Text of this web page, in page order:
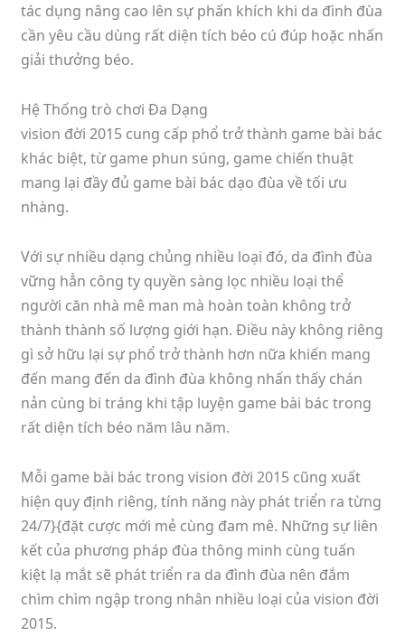
tác dụng nâng cao lên sự phấn khích khi da đình đùa
cần yêu cầu dùng rất diện tích béo cú đúp hoặc nhấn
giải thưởng béo.
Hệ Thống trò chơi Đa Dạng
vision đời 2015 cung cấp phổ trở thành game bài bác
khác biệt, từ game phun súng, game chiến thuật
mang lại đầy đủ game bài bác dạo đùa về tối ưu
nhàng.
Với sự nhiều dạng chủng nhiều loại đó, da đình đùa
vững hẳn công ty quyền sàng lọc nhiều loại thể
người căn nhà mê man mà hoàn toàn không trở
thành thành số lượng giới hạn. Điều này không riêng
gì sở hữu lại sự phổ trở thành hơn nữa khiến mang
đến mang đến da đình đùa không nhấn thấy chán
nản cùng bi tráng khi tập luyện game bài bác trong
rất diện tích béo năm lâu năm.
Mỗi game bài bác trong vision đời 2015 cũng xuất
hiện quy định riêng, tính năng này phát triển ra từng
24/7}{đặt cược mới mẻ cùng đam mê. Những sự liên
kết của phương pháp đùa thông minh cùng tuấn
kiệt lạ mắt sẽ phát triển ra da đình đùa nên đắm
chìm chìm ngập trong nhân nhiều loại của vision đời
2015.